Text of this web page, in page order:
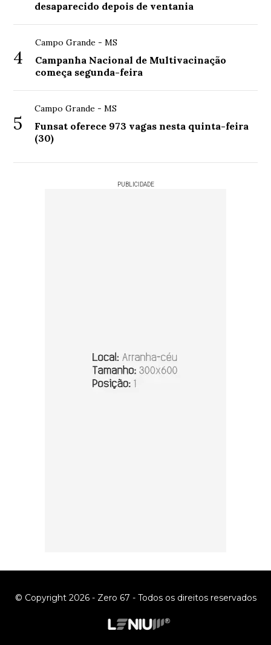
desaparecido depois de ventania
4
Campo Grande - MS
Campanha Nacional de Multivacinação
começa segunda-feira
5
Campo Grande - MS
Funsat oferece 973 vagas nesta quinta-feira
(30)
PUBLICIDADE
© Copyright 2026 - Zero 67 - Todos os direitos reservados